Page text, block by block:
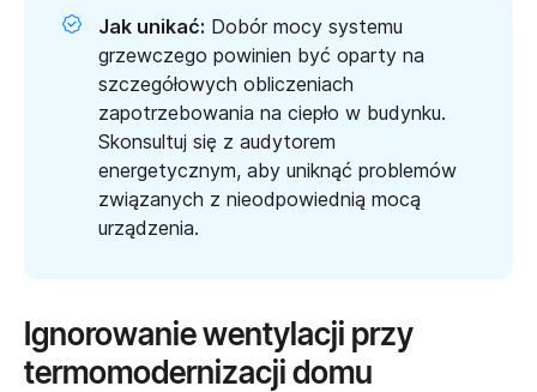
Jak unikać: Dobór mocy systemu
grzewczego powinien być oparty na
szczegółowych obliczeniach
zapotrzebowania na ciepło w budynku.
Skonsultuj się z audytorem
energetycznym, aby uniknąć problemów
związanych z nieodpowiednią mocą
urządzenia.
Ignorowanie wentylacji przy
termomodernizacji domu